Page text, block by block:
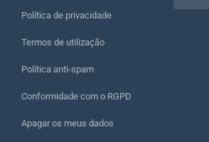
Política de privacidade
Termos de utilização
Política anti-spam
Conformidade com o RGPD
Apagar os meus dados